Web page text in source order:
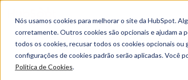
Nós usamos cookies para melhorar o site da HubSpot.
corretamente. Outros cookies são opcionais e ajudam a
todos os cookies, recusar todos os cookies opcionais ou
configurações de cookies padrão serão aplicadas. Você
Política de Cookies.
Content Hub